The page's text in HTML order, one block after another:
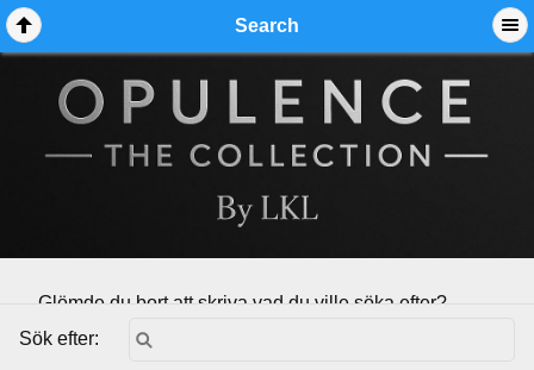
Search
Glömde du bort att skriva vad du ville söka efter?
Sök efter: